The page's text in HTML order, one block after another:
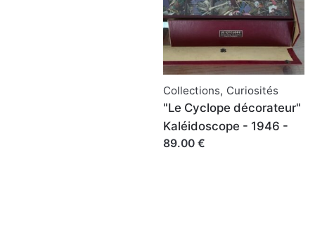
Collections, Curiosités
"Le Cyclope décorateur"
Kaléidoscope - 1946 -
89.00 €